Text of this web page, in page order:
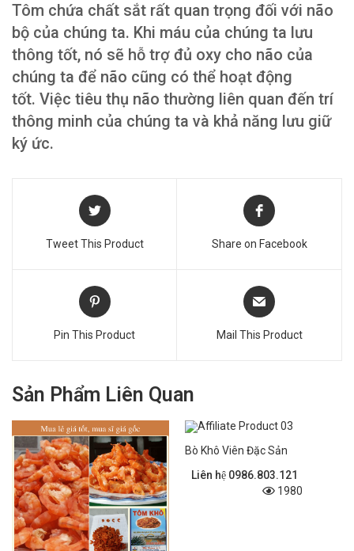
Tôm chứa chất sắt rất quan trọng đối với não
bộ của chúng ta. Khi máu của chúng ta lưu
thông tốt, nó sẽ hỗ trợ đủ oxy cho não của
chúng ta để não cũng có thể hoạt động
tốt. Việc tiêu thụ não thường liên quan đến trí
thông minh của chúng ta và khả năng lưu giữ
ký ức.
Tweet This Product Share on Facebook
Pin This Product Mail This Product
Sản Phẩm Liên Quan
Bò Khô Viên Đặc Sản
Liên hệ 0986.803.121
1980